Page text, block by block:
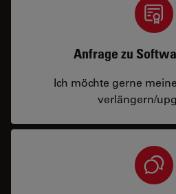
Anfrage zu
Ich möchte gerne
verlängern/